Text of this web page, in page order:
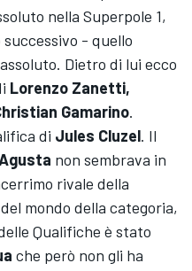
nella Superpole 1,
- quello
Dietro di lui ecco
Lorenzo Zanetti,
Gamarino.
di Jules Cluzel. Il
non sembrava in
rivale della
mondo della categoria,
Qualifiche è stato
che però non gli ha